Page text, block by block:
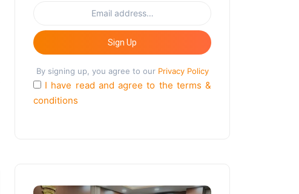
Sign Up
By signing up, you agree to our Privacy Policy
I have read and agree to the terms &
conditions